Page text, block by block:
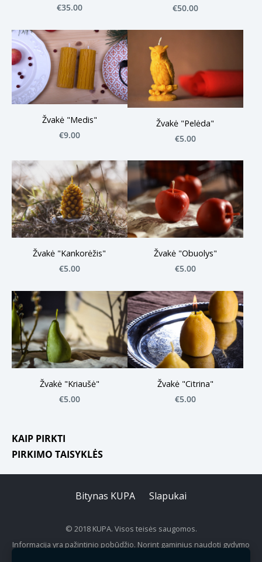
KAIP PIRKTI
PIRKIMO TAISYKLĖS
€35.00
€50.00
Žvakė "Medis"
€9.00
Žvakė "Pelėda"
€5.00
Žvakė "Kankorėžis"
€5.00
Žvakė "Obuolys"
€5.00
Žvakė "Kriaušė"
€5.00
Žvakė "Citrina"
€5.00
Bitynas KUPA Slapukai
© 2018 KUPA. Visos teisės saugomos.
Informacija yra pažintinio pobūdžio. Norint gaminius naudoti gydymo